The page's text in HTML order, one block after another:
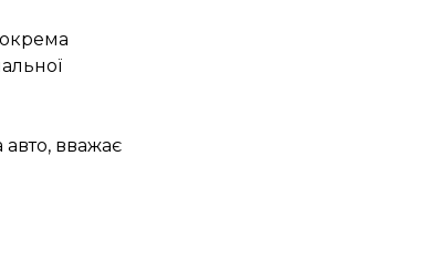
вважає